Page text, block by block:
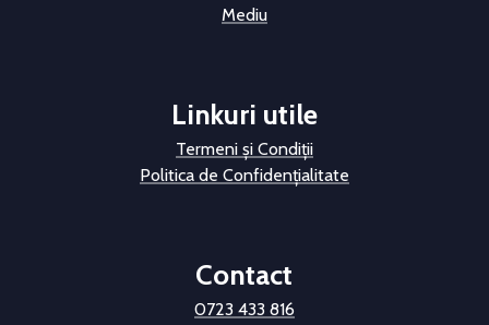
Mediu
Linkuri utile
Termeni și Condiții
Politica de Confidențialitate
Contact
0723 433 816